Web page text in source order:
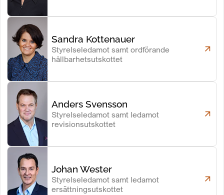
Sandra Kottenauer
Styrelseledamot samt ordförande
hållbarhetsutskottet
Anders Svensson
Styrelseledamot samt ledamot
revisionsutskottet
Johan Wester
Styrelseledamot samt ledamot
ersättningsutskottet